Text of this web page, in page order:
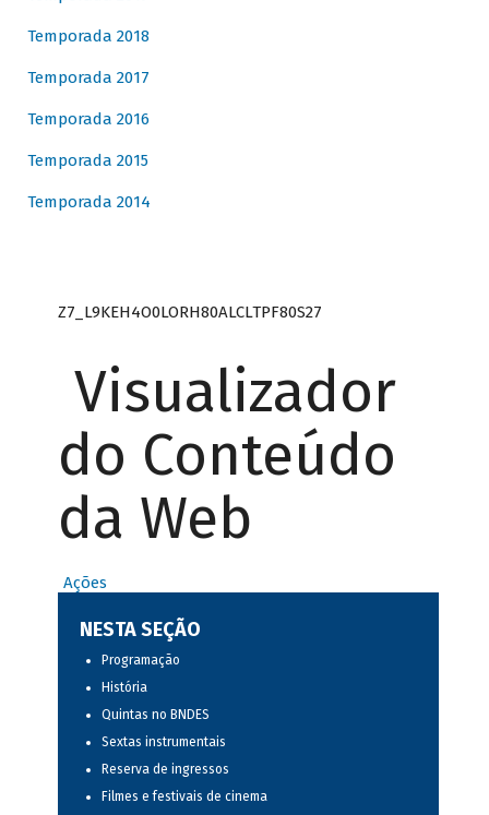
Temporada 2018
Temporada 2017
Temporada 2016
Temporada 2015
Temporada 2014
Z7_L9KEH4O0LORH80ALCLTPF80S27
Visualizador
do Conteúdo
da Web
Ações
NESTA SEÇÃO
Programação
História
Quintas no BNDES
Sextas instrumentais
Reserva de ingressos
Filmes e festivais de cinema